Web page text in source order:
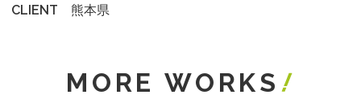
CLIENT 熊本県